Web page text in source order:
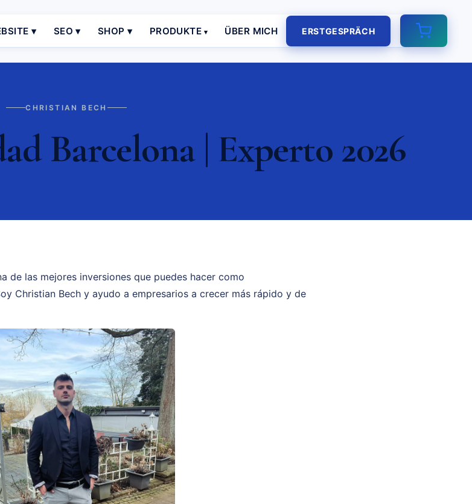
▾ SEO ▾ SHOP ▾ PRODUKTE ÜBER MICH ERSTGESPRÄCH
CHRISTIAN BECH
Barcelona | Experto 2026
de las mejores inversiones que puedes hacer como
Christian Bech y ayudo a empresarios a crecer más rápido y de